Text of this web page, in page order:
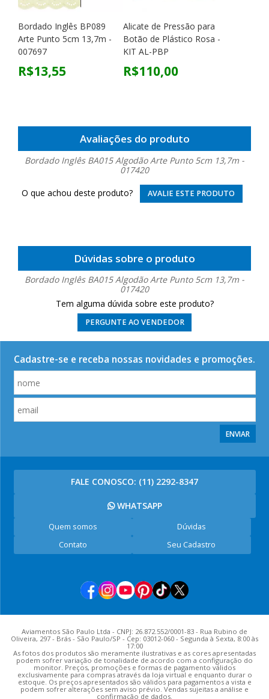
Bordado Inglês BP089
Arte Punto 5cm 13,7m -
007697
R$13,55
Alicate de Pressão para
Botão de Plástico Rosa -
KIT AL-PBP
R$110,00
Avaliações do produto
Bordado Inglês BA015 Algodão Arte Punto 5cm 13,7m -
017420
O que achou deste produto?
AVALIE ESTE PRODUTO
Dúvidas sobre o produto
Bordado Inglês BA015 Algodão Arte Punto 5cm 13,7m -
017420
Tem alguma dúvida sobre este produto?
PERGUNTE AO VENDEDOR
Cadastre-se e receba nossas novidades e promoções.
ENVIAR
FALE CONOSCO: (11) 2292-8347
WHATSAPP
Quem somos
Dúvidas
Contato
Seu Cadastro
Aviamentos São Paulo Ltda - CNPJ: 26.872.552/0001-83 - Rua Rubino de
Oliveira, 297 - Brás - São Paulo/SP - Cep: 03012-060 - Segunda à Sexta, 8:00 às
17:00
As fotos dos produtos são meramente ilustrativas e as cores apresentadas
podem sofrer variação de tonalidade de acordo com a configuração do
monitor. Preços, promoções e formas de pagamento válidos
exclusivamente para compras através da loja virtual e enquanto durar o
estoque. Os preços apresentados são válidos para pagamentos a vista e
podem sofrer alterações sem aviso prévio. Vendas sujeitas a análise e
confirmação de dados.